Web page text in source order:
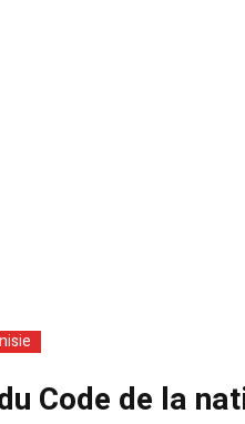
Code de la